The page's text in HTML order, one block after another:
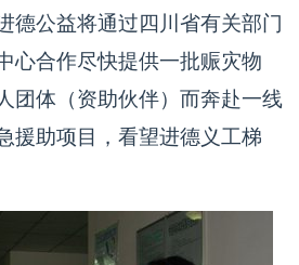
德公益将通过四川省有关部门
心合作尽快提供一批赈灾物
团体（资助伙伴）而奔赴一线
援助项目，看望进德义工梯